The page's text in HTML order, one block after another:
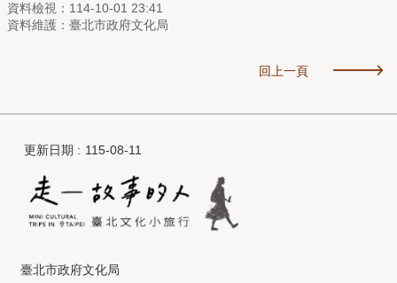
資料檢視：114-10-01 23:41
資料維護：臺北市政府文化局
回上一頁
更新日期 115-08-11
臺北市政府文化局